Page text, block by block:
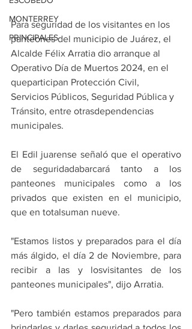
MONTERREY
PRINCIPALES
Para seguridad de los visitantes en los
panteones del municipio de Juárez, el
Alcalde Félix Arratia dio arranque al
Operativo Día de Muertos 2024, en el
queparticipan Protección Civil,
Servicios Públicos, Seguridad Pública y
Tránsito, entre otrasdependencias
municipales.
El Edil juarense señaló que el operativo
de seguridadabarcará tanto a los
panteones municipales como a los
privados que existen en el municipio,
que en totalsuman nueve.
"Estamos listos y preparados para el día
más álgido, el día 2 de Noviembre, para
recibir a las y losvisitantes de los
panteones municipales", dijo Arratia.
"Pero también estamos preparados para